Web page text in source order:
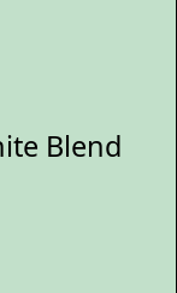
Blend